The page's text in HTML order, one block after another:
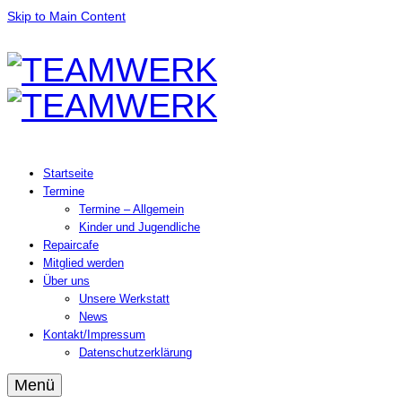
Skip to Main Content
Startseite
Termine
Termine – Allgemein
Kinder und Jugendliche
Repaircafe
Mitglied werden
Über uns
Unsere Werkstatt
News
Kontakt/Impressum
Datenschutzerklärung
Menü